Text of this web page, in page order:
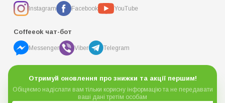
Instagram Facebook YouTube
Coffeeok чат-бот
Messenger Viber Telegram
Отримуй оновлення про знижки та акції першим!
Обіцяємо надіслати вам тільки корисну інформацію та не передавати
ваші дані третім особам